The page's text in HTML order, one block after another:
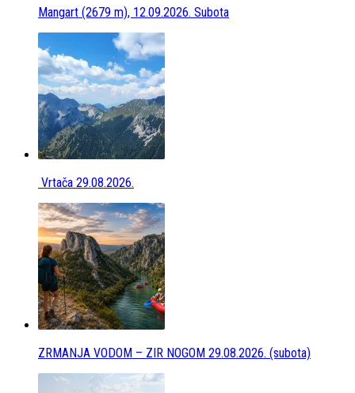
Mangart (2679 m), 12.09.2026. Subota
Vrtača 29.08.2026.
ZRMANJA VODOM – ZIR NOGOM 29.08.2026. (subota)